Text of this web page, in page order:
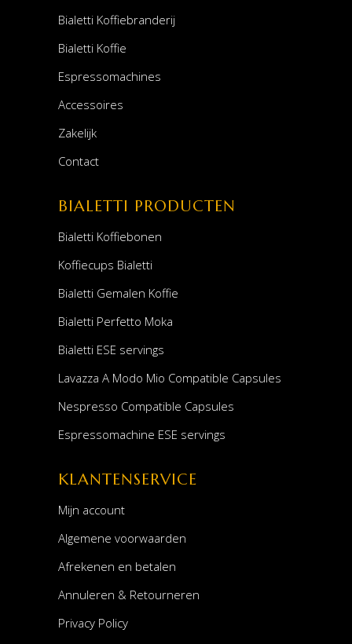
Bialetti Koffiebranderij
Bialetti Koffie
Espressomachines
Accessoires
Zakelijk
Contact
BIALETTI PRODUCTEN
Bialetti Koffiebonen
Koffiecups Bialetti
Bialetti Gemalen Koffie
Bialetti Perfetto Moka
Bialetti ESE servings
Lavazza A Modo Mio Compatible Capsules
Nespresso Compatible Capsules
Espressomachine ESE servings
KLANTENSERVICE
Mijn account
Algemene voorwaarden
Afrekenen en betalen
Annuleren & Retourneren
Privacy Policy